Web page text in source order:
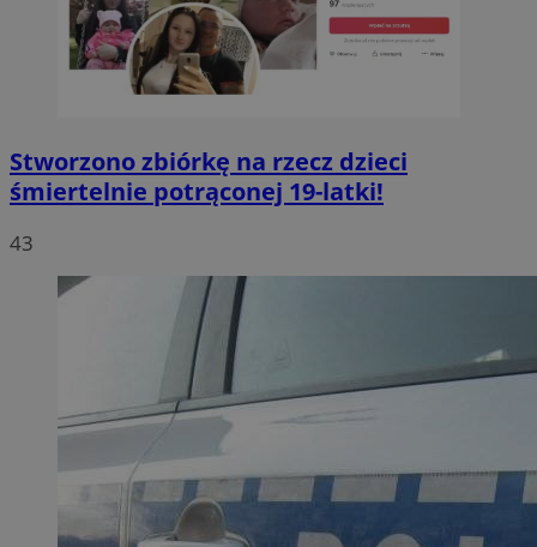
Stworzono zbiórkę na rzecz dzieci
śmiertelnie potrąconej 19-latki!
43